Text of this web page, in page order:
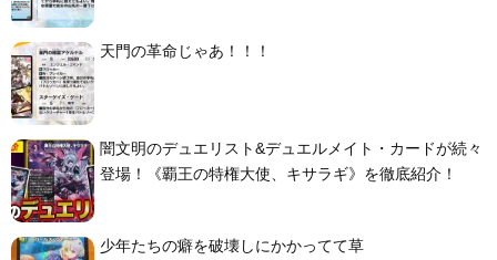
天門の革命じゃあ！！！
闇文明のデュエリスト&デュエルメイト・カードが続々
登場！《覇王の特権大使、キサラギ》を徹底紹介！
少年たちの癖を破壊しにかかってて草